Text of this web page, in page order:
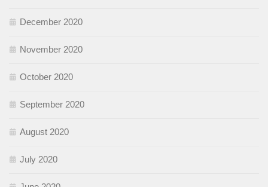
December 2020
November 2020
October 2020
September 2020
August 2020
July 2020